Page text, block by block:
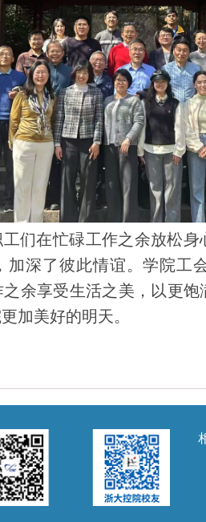
们在忙碌工作之余放松
加深了彼此情谊。学院工
余享受生活之美，以更
加美好的明天。